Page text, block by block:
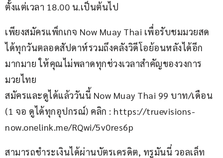
ตั้งแต่เวลา 18.00 น.เป็นต้นไป
เพียงสมัครแพ็กเกจ Now Muay Thai เพื่อรับชมมวยสด
ได้ทุกวันตลอดสัปดาห์รวมถึงคลังวิดีโอย้อนหลังได้อีก
มากมาย ให้คุณไม่พลาดทุกช่วงเวลาสำคัญของวงการ
มวยไทย
สมัครและดูได้แล้ววันนี้ Now Muay Thai 99 บาท/เดือน
(1 จอ ดูได้ทุกอุปกรณ์) คลิก : https://truevisions-
now.onelink.me/RQwi/5v0res6p
สามารถชำระเงินได้ผ่านบัตรเครดิต, ทรูมันนี่ วอลเล็ท